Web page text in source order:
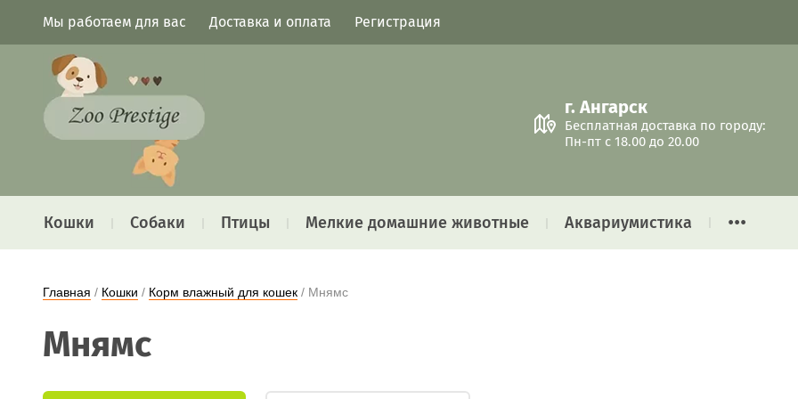
Мы работаем для вас Доставка и оплата Регистрация
г. Ангарск
Бесплатная доставка по городу:
Пн-пт с 18.00 до 20.00
Кошки Собаки Птицы Мелкие домашние животные Аквариумистика ...
Главная / Кошки / Корм влажный для кошек / Мнямс
Мнямс